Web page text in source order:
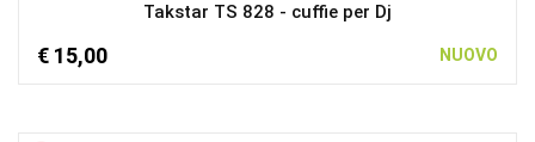
Takstar TS 828 - cuffie per Dj
€ 15,00 NUOVO